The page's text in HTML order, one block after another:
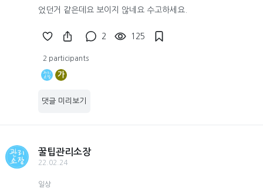
었던거 같은데요 보이지 않네요 수고하세요.
2 125
2 participants
가
댓글 미리보기
꿀팁관리소장
22.02.24
일상